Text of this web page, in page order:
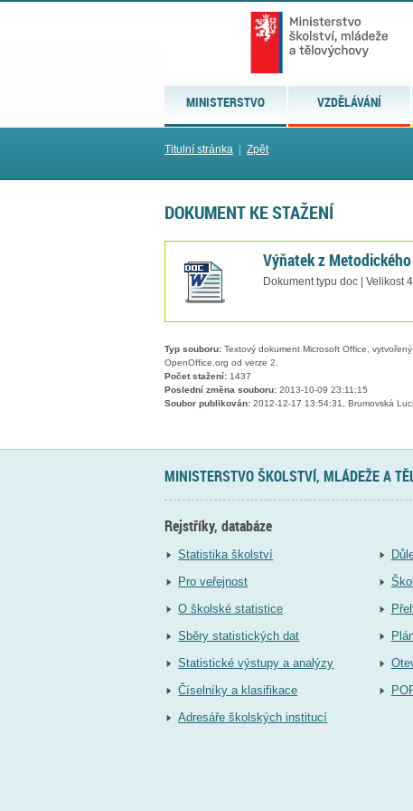
MINISTERSTVO VZDĚLÁVÁNÍ
Titulní stránka Zpět
DOKUMENT KE STAŽENÍ
Výňatek z
Dokument typu doc | Velikost
Typ souboru: Textový dokument Microsoft Office,
OpenOffice.org od verze 2.
Počet stažení: 1437
Poslední změna souboru: 2013-10-09 23:11:15
Soubor publikován: 2012-12-17 13:54:31, Brumovská
MINISTERSTVO ŠKOLSTVÍ, MLÁDEŽE A
Rejstříky, databáze
Statistika školství
Pro veřejnost
O školské statistice
Sběry statistických dat
Statistické výstupy a analýzy
Číselníky a klasifikace
Adresáře školských institucí